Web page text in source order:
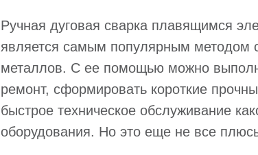
Ручная дуговая сварка плавящимся
является самым популярным методом
металлов. С ее помощью можно
ремонт, сформировать короткие
быстрое техническое обслуживание
оборудования. Но это еще не все